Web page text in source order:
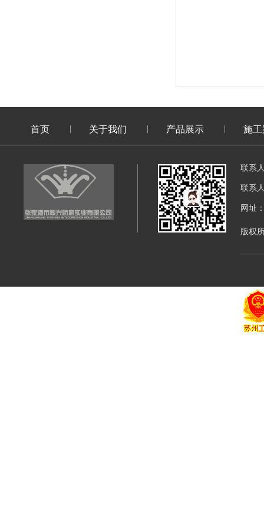
首页 关于我们 产品展示 施
联系
联系
网址
版权